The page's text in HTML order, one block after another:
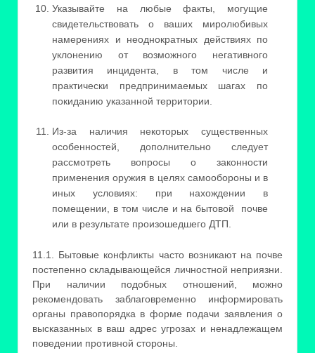
Указывайте на любые факты, могущие
свидетельствовать о ваших миролюбивых
намерениях и неоднократных действиях по
уклонению от возможного негативного
развития инцидента, в том числе и
практически предпринимаемых шагах по
покиданию указанной территории.
Из-за наличия некоторых существенных
особенностей, дополнительно следует
рассмотреть вопросы о законности
применения оружия в целях самообороны и в
иных условиях: при нахождении в
помещении, в том числе и на бытовой почве
или в результате произошедшего ДТП.
11.1. Бытовые конфликты часто возникают на почве
постепенно складывающейся личностной неприязни.
При наличии подобных отношений, можно
рекомендовать заблаговременно информировать
органы правопорядка в форме подачи заявления о
высказанных в ваш адрес угрозах и ненадлежащем
поведении противной стороны.